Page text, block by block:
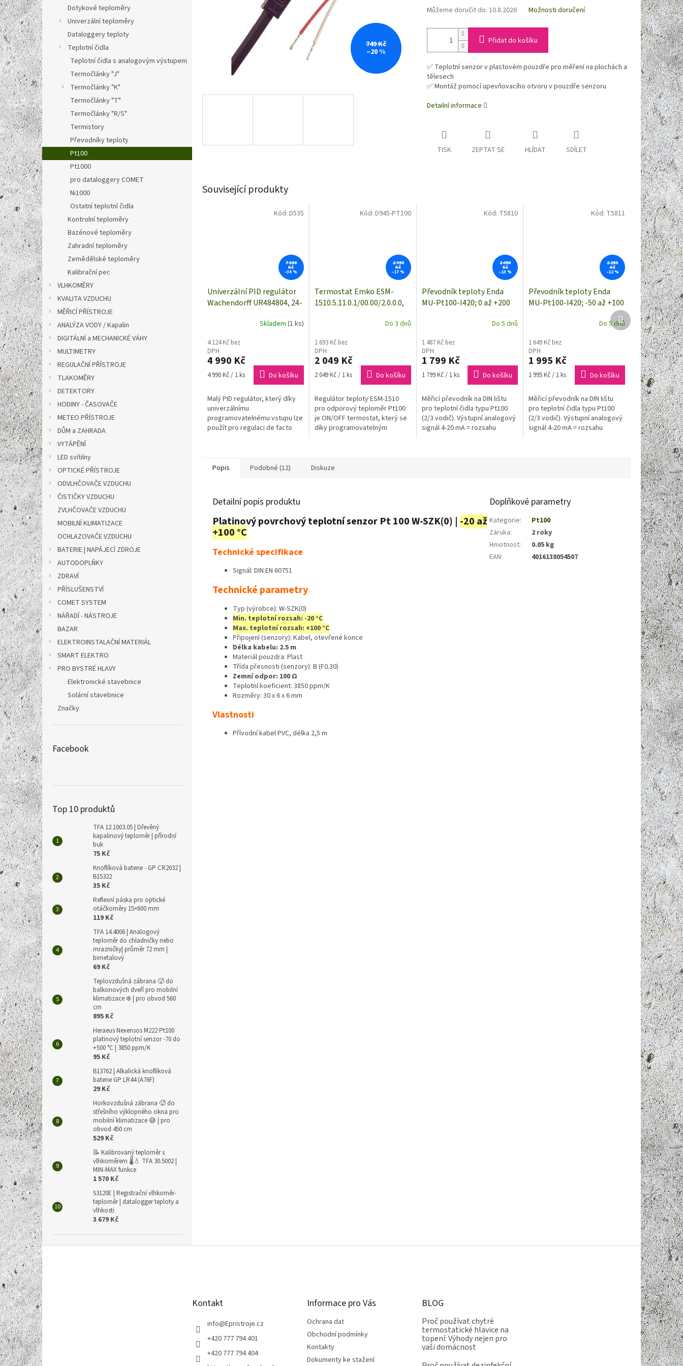
e
l
Dotykové teploměry
Univerzální teploměry
Dataloggery teploty
Teplotní čidla
Teplotní čidla s analogovým výstupem
Termočlánky "J"
Termočlánky "K"
Termočlánky "T"
Termočlánky "R/S"
Termistory
Převodníky teploty
Pt100
Pt1000
pro dataloggery COMET
Ni1000
Ostatní teplotní čidla
Kontrolní teploměry
Bazénové teploměry
Zahradní teploměry
Zemědělské teploměry
Kalibrační pec
VLHKOMĚRY
KVALITA VZDUCHU
MĚŘICÍ PŘÍSTROJE
ANALÝZA VODY / Kapalin
DIGITÁLNÍ a MECHANICKÉ VÁHY
MULTIMETRY
REGULAČNÍ PŘÍSTROJE
TLAKOMĚRY
DETEKTORY
HODINY - ČASOVAČE
METEO PŘÍSTROJE
DŮM a ZAHRADA
VYTÁPĚNÍ
LED svítilny
OPTICKÉ PŘÍSTROJE
ODVLHČOVAČE VZDUCHU
ČISTIČKY VZDUCHU
ZVLHČOVAČE VZDUCHU
MOBILNÍ KLIMATIZACE
OCHLAZOVAČE VZDUCHU
BATERIE | NAPÁJECÍ ZDROJE
AUTODOPLŇKY
ZDRAVÍ
PŘÍSLUŠENSTVÍ
COMET SYSTEM
NÁŘADÍ - NÁSTROJE
BAZAR
ELEKTROINSTALAČNÍ MATERIÁL
SMART ELEKTRO
PRO BYSTRÉ HLAVY
Elektronické stavebnice
Solární stavebnice
Značky
Facebook
Top 10 produktů
TFA 12.1003.05 | Dřevěný
kapalinový teploměr | přírodní
buk
75 Kč
Knoflíková baterie - GP CR2032 |
B15322
35 Kč
Reflexní páska pro optické
otáčkoměry 15×600 mm
119 Kč
TFA 14.4006 | Analogový
teploměr do chladničky nebo
mrazničky| průměr 72 mm |
bimetalový
69 Kč
Teplovzdušná zábrana 🥵 do
balkonových dveří pro mobilní
klimatizace ❄️ | pro obvod 560
cm
895 Kč
Heraeus Nexensos M222 Pt100
platinový teplotní senzor -70 do
+500 °C | 3850 ppm/K
95 Kč
B13762 | Alkalická knoflíková
baterie GP LR44 (A76F)
29 Kč
Horkovzdušná zábrana 🥵 do
střešního výklopného okna pro
mobilní klimatizace 😅 | pro
obvod 450 cm
529 Kč
📝 Kalibrovaný teploměr s
vlhkoměrem 🌡️💧 TFA 30.5002 |
MIN-MAX funkce
1 570 Kč
S3120E | Registrační vlhkoměr-
teploměr | datalogger teploty a
vlhkosti
3 679 Kč
749 Kč
–20 %
Můžeme doručit do: 10.8.2026 Možnosti doručení
Přidat do košíku
✅ Teplotní senzor v plastovém pouzdře pro měření na plochách a
tělesech
✅ Montáž pomocí upevňovacího otvoru v pouzdře senzoru
Detailní informace
TISK ZEPTAT SE HLÍDAT SDÍLET
Související produkty
7 590
Kč
–34 %
Univerzální PID regulátor
Wachendorff UR484804, 24-
Skladem (1 ks)
4 124 Kč bez
DPH
4 990 Kč
Měrná
4 990 Kč / 1 ks Do košíku
Malý PID regulátor, který díky
univerzálnímu
programovatelnému vstupu lze
použít pro regulaci de facto
Kód: D535
2 490
Kč
–17 %
Termostat Emko ESM-
1510.5.11.0.1/00.00/2.0.0.0,
Do 3 dnů
1 693 Kč bez
DPH
2 049 Kč
Měrná
2 049 Kč / 1 ks Do košíku
Regulátor teploty ESM-1510
pro odporový teploměr Pt100
je ON/OFF termostat, který se
díky programovatelným
Kód: D945-PT100
2 090
Kč
–13 %
Převodník teploty Enda
MU-Pt100-I420; 0 až +200
Do 5 dnů
1 487 Kč bez
DPH
1 799 Kč
Měrná
1 799 Kč / 1 ks Do košíku
Měřicí převodník na DIN lištu
pro teplotní čidla typu Pt100
(2/3 vodič). Výstupní analogový
signál 4-20 mA = rozsahu
Kód: T5810
2 290
Kč
–12 %
Převodník teploty Enda
MU-Pt100-I420; -50 až +100
Do 5 dnů
1 649 Kč bez
DPH
1 995 Kč
Měrná
1 995 Kč / 1 ks Do košíku
Měřicí převodník na DIN lištu
pro teplotní čidla typu Pt100
(2/3 vodič). Výstupní analogový
signál 4-20 mA = rozsahu
Kód: T5811
Další
produkt
Popis Podobné (12) Diskuze
Detailní popis produktu
Platinový povrchový teplotní senzor Pt 100 W-SZK(0) | -20 až
+100 °C
Technické specifikace
Signál: DIN EN 60751
Technické parametry
Typ (výrobce): W-SZK(0)
Min. teplotní rozsah: -20 °C
Max. teplotní rozsah: +100 °C
Připojení (senzory): Kabel, otevřené konce
Délka kabelu: 2.5 m
Materiál pouzdra: Plast
Třída přesnosti (senzory): B (F0.30)
Zemní odpor: 100 Ω
Teplotní koeficient: 3850 ppm/K
Rozměry: 30 x 6 x 6 mm
Vlastnosti
Přívodní kabel PVC, délka 2,5 m
Doplňkové parametry
Kategorie:
Pt100
Záruka:
2 roky
Hmotnost:
0.05 kg
EAN: 4016138054507
Z
á
p
a
t
í Kontakt
info@Epristroje.cz
+420 777 794 401
+420 777 794 404
Informace pro Vás
Ochrana dat
Obchodní podmínky
Kontakty
Dokumenty ke stažení
BLOG
Proč používat chytré
termostatické hlavice na
topení: Výhody nejen pro
vaši domácnost